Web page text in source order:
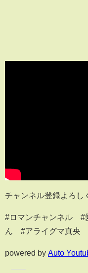
チャンネル登録よろし
#ロマンチャンネル
ん #アライグマ真央
powered by Auto